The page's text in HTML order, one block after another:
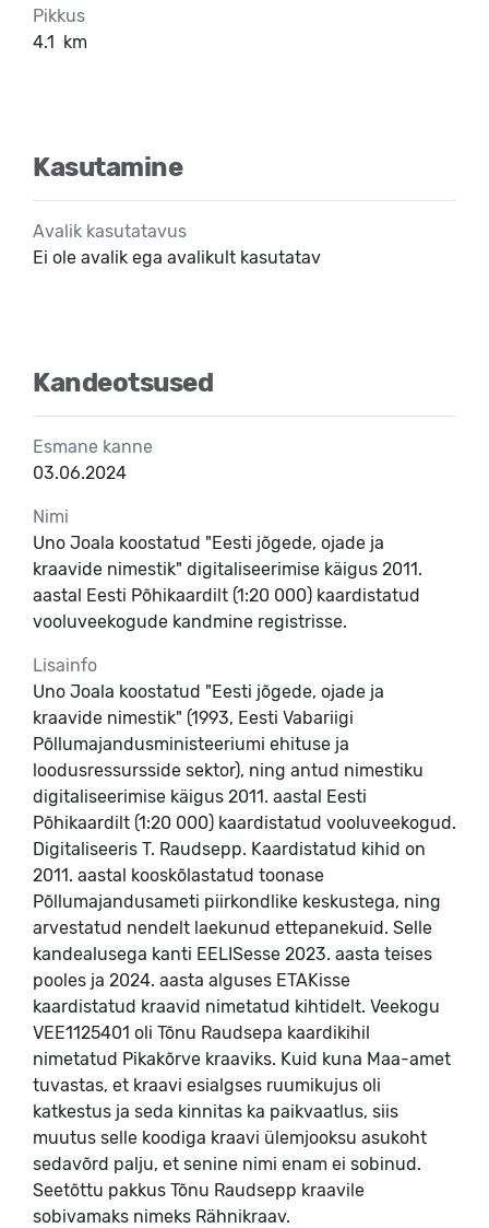
Pikkus
4.1 km
Kasutamine
Avalik kasutatavus
Ei ole avalik ega avalikult kasutatav
Kandeotsused
Esmane kanne
03.06.2024
Nimi
Uno Joala koostatud "Eesti jõgede, ojade ja
kraavide nimestik" digitaliseerimise käigus 2011.
aastal Eesti Põhikaardilt (1:20 000) kaardistatud
vooluveekogude kandmine registrisse.
Lisainfo
Uno Joala koostatud "Eesti jõgede, ojade ja
kraavide nimestik" (1993, Eesti Vabariigi
Põllumajandusministeeriumi ehituse ja
loodusressursside sektor), ning antud nimestiku
digitaliseerimise käigus 2011. aastal Eesti
Põhikaardilt (1:20 000) kaardistatud vooluveekogud.
Digitaliseeris T. Raudsepp. Kaardistatud kihid on
2011. aastal kooskõlastatud toonase
Põllumajandusameti piirkondlike keskustega, ning
arvestatud nendelt laekunud ettepanekuid. Selle
kandealusega kanti EELISesse 2023. aasta teises
pooles ja 2024. aasta alguses ETAKisse
kaardistatud kraavid nimetatud kihtidelt. Veekogu
VEE1125401 oli Tõnu Raudsepa kaardikihil
nimetatud Pikakõrve kraaviks. Kuid kuna Maa-amet
tuvastas, et kraavi esialgses ruumikujus oli
katkestus ja seda kinnitas ka paikvaatlus, siis
muutus selle koodiga kraavi ülemjooksu asukoht
sedavõrd palju, et senine nimi enam ei sobinud.
Seetõttu pakkus Tõnu Raudsepp kraavile
sobivamaks nimeks Rähnikraav.